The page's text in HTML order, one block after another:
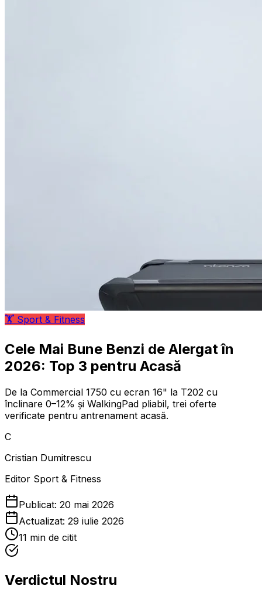
🏋️ Sport & Fitness
Cele Mai Bune Benzi de Alergat în
2026: Top 3 pentru Acasă
De la Commercial 1750 cu ecran 16" la T202 cu
înclinare 0–12% și WalkingPad pliabil, trei oferte
verificate pentru antrenament acasă.
C
Cristian Dumitrescu
Editor Sport & Fitness
Publicat: 20 mai 2026
Actualizat: 29 iulie 2026
11 min de citit
Verdictul Nostru